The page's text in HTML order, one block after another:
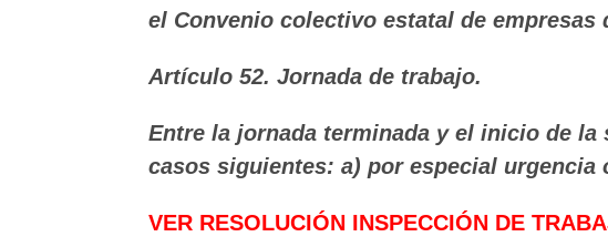
el Convenio colectivo estatal de empresas
Artículo 52. Jornada de trabajo.
Entre la jornada terminada y el inicio de
casos siguientes: a) por especial
VER RESOLUCIÓN INSPECCIÓN DE
⚖️